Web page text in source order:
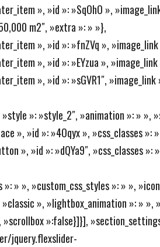
», »id »: »SqOhO »,
m2″, »extra »: » »},
», »id »: »fnZVq »,
», »id »: »EYzua »,
», »id »: »sGVR1″,
»: »style_2″, »animation »: » »,
», »id »: »4Oqyx », »css_classes
», »id »: »dQYa9″, »css_classes »:
»: » », »custom_css_styles »: » »,
», »lightbox_animation »: »
»scrollbox »:false}]}],
jquery.flexslider-